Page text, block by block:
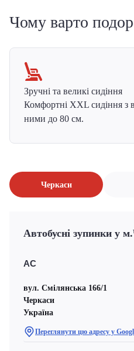
Чому варто
Зручні та великі сидіння
Комфортні XXL сидіння з
ними до 80 см.
Черкаси
Автобусні зупинки у
АС
вул. Смілянська 166/1
Черкаси
Україна
Переглянути цю адресу у